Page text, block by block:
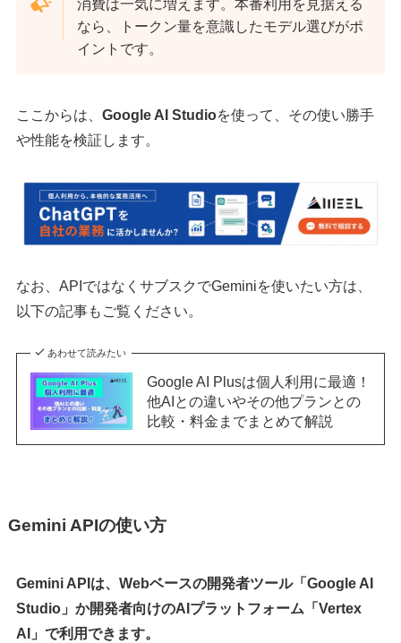
消費は一気に増えます。本番利用を見据える
なら、トークン量を意識したモデル選びがポ
イントです。
ここからは、 Google AI Studioを使って、その使い勝手
や性能を検証します。
なお、APIではなくサブスクでGeminiを使いたい方は、
以下の記事もご覧ください。
あわせて読みたい
Google AI Plusは個人利用に最適！
他AIとの違いやその他プランとの
比較・料金までまとめて解説
Gemini APIの使い方
Gemini APIは、Webベースの開発者ツール「Google AI
Studio」か開発者向けのAIプラットフォーム「Vertex
AI」で利用できます。